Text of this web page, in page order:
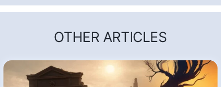
OTHER ARTICLES